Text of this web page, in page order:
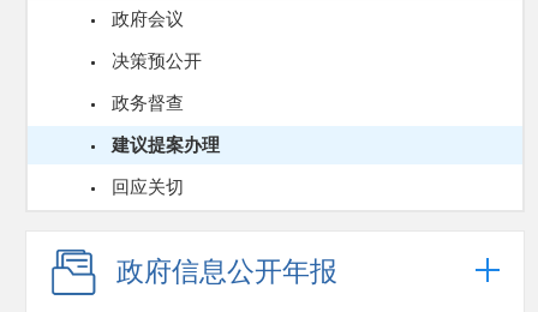
政府会议
决策预公开
政务督查
建议提案办理
回应关切
政府信息公开年报